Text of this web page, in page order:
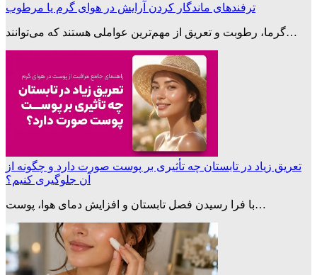
ترفندهای ماندگار کردن آرایش در هوای گرم یا مرطوب
گرما، رطوبت و تعریق از مهم‌ترین عواملی هستند که می‌توانند…
تعریق زیاد در تابستان چه تأثیری بر پوست صورت دارد و چگونه از
آن جلوگیری کنیم؟
با فرا رسیدن فصل تابستان و افزایش دمای هوا، پوست…